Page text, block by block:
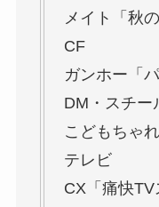
メイト「秋
CF
ガンホー「
DM・スチー
こどもちゃ
テレビ
CX「痛快